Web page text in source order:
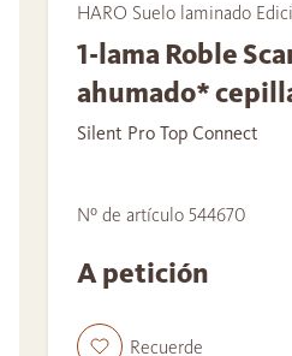
HARO Suelo laminado
1-lama Roble
ahumado*
Silent Pro Top Connect
Nº de artículo 544670
A petición
Recuerde